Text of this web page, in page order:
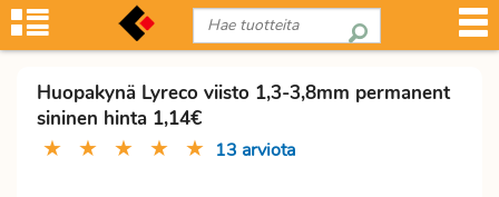
Huopakynä Lyreco viisto 1,3-3,8mm permanent
sininen hinta 1,14€
★ ★ ★ ★ ★ 13 arviota